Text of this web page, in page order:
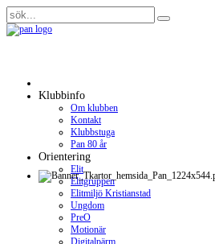
Klubbinfo
Om klubben
Kontakt
Klubbstuga
Pan 80 år
Orientering
Elit
Elitgruppen
Elitmiljö Kristianstad
Ungdom
PreO
Motionär
Digitalpärm